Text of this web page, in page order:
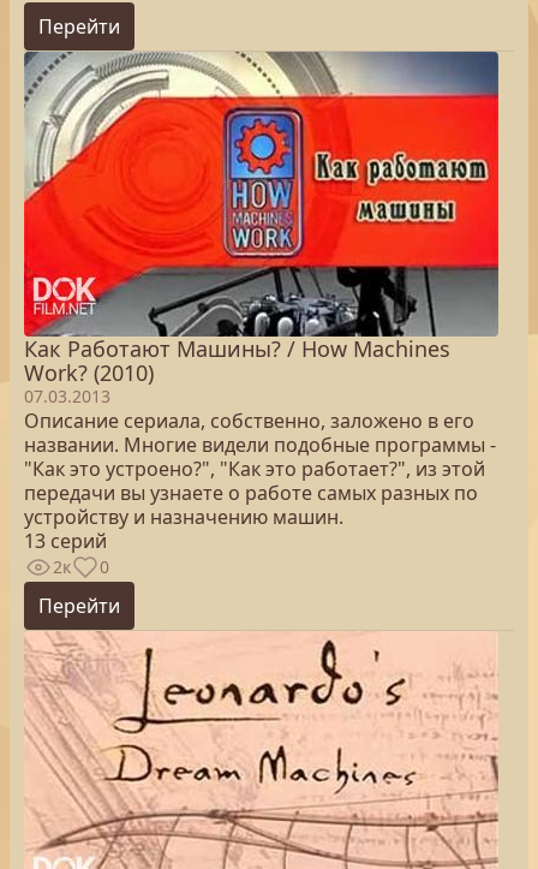
Перейти
Как Работают Машины? / How Machines
Work? (2010)
07.03.2013
Описание сериала, собственно, заложено в его
названии. Многие видели подобные программы -
"Как это устроено?", "Как это работает?", из этой
передачи вы узнаете о работе самых разных по
устройству и назначению машин.
13 серий
2к 0
Перейти